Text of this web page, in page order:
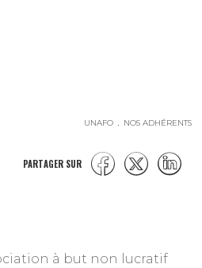
PARTAGER SUR
UNAFO NOS ADHÉRENTS
à but non lucratif